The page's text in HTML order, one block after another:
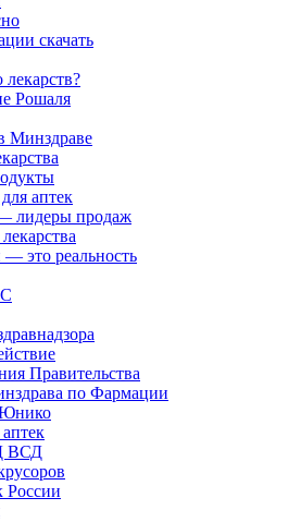
скачать
Рошаля
Минздраве
аптек
лидеры продаж
это реальность
Правительства
по Фармации
ВСД